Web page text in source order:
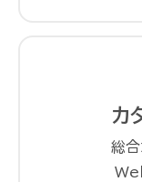
カ
総